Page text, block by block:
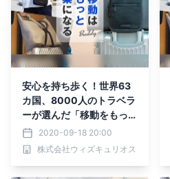
安心を持ち歩く！世界63
カ国、8000人のトラベラ
ーが選んだ「移動をもっと
楽にする」バッグがMaku
akeにて先行予約受付
中！！
2020-09-18 20:00
株式会社ウィズキュリオス